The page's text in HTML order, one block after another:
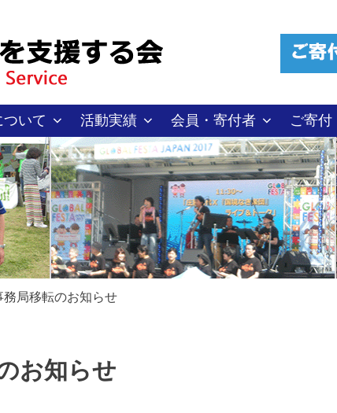
いて 活動実績 会員・寄付者 ご寄付
務局移転のお知らせ
お知らせ